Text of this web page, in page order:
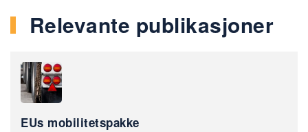
Relevante publikasjoner
EUs mobilitetspakke